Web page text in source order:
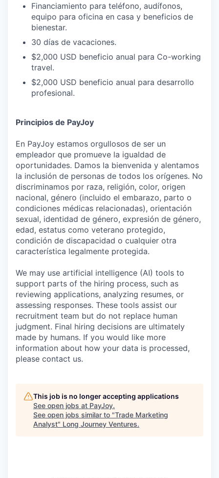
Financiamiento para teléfono, audífonos,
equipo para oficina en casa y beneficios de
bienestar.
30 días de vacaciones.
$2,000 USD beneficio anual para Co-working
travel.
$2,000 USD beneficio anual para desarrollo
profesional.
Principios de PayJoy
En PayJoy estamos orgullosos de ser un
empleador que promueve la igualdad de
oportunidades. Damos la bienvenida y alentamos
la inclusión de personas de todos los orígenes. No
discriminamos por raza, religión, color, origen
nacional, género (incluido el embarazo, parto o
condiciones médicas relacionadas), orientación
sexual, identidad de género, expresión de género,
edad, estatus como veterano protegido,
condición de discapacidad o cualquier otra
característica legalmente protegida.
We may use artificial intelligence (AI) tools to
support parts of the hiring process, such as
reviewing applications, analyzing resumes, or
assessing responses. These tools assist our
recruitment team but do not replace human
judgment. Final hiring decisions are ultimately
made by humans. If you would like more
information about how your data is processed,
please contact us.
This job is no longer accepting applications
See open jobs at PayJoy.
See open jobs similar to "Trade Marketing
Analyst" Long Journey Ventures.